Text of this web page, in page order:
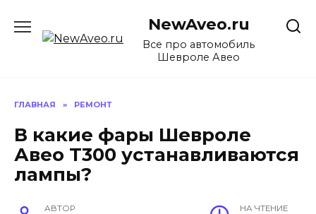
содержанию
NewAveo.ru
Все про автомобиль
Шевроле Авео
ГЛАВНАЯ » РЕМОНТ
В какие фары Шевроле
Авео Т300 устанавливаются
лампы?
АВТОР НА ЧТЕНИЕ